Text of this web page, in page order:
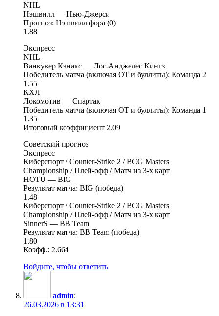
NHL
Нэшвилл — Нью-Джерси
Прогноз: Нэшвилл фора (0)
1.88
Экспресс
NHL
Ванкувер Кэнакс — Лос-Анджелес Кингз
Победитель матча (включая ОТ и буллиты): Команда 2
1.55
КХЛ
Локомотив — Спартак
Победитель матча (включая ОТ и буллиты): Команда 1
1.35
Итоговый коэффициент 2.09
Советский прогноз
Экспресс
Киберспорт / Counter-Strike 2 / BCG Masters
Championship / Плей-офф / Матч из 3-х карт
HOTU — BIG
Результат матча: BIG (победа)
1.48
Киберспорт / Counter-Strike 2 / BCG Masters
Championship / Плей-офф / Матч из 3-х карт
SinnerS — BB Team
Результат матча: BB Team (победа)
1.80
Коэфф.: 2.664
Войдите, чтобы ответить
admin:
26.03.2026 в 13:31